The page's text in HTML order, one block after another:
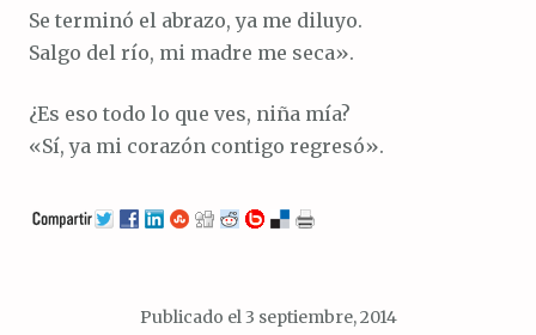
Se terminó el abrazo, ya me diluyo.
Salgo del río, mi madre me seca».
¿Es eso todo lo que ves, niña mía?
«Sí, ya mi corazón contigo regresó».
Publicado el 3 septiembre, 2014